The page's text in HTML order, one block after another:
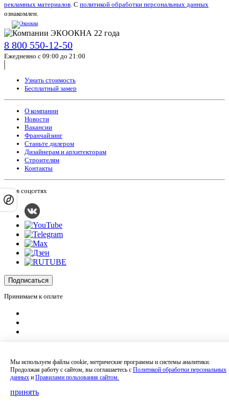
рекламных материалов. С политикой обработки персональных данных
ознакомлен.
8 800 550-12-50
Ежедневно с 09:00 до 21:00
Узнать стоимость
Бесплатный замер
О компании
Новости
Вакансии
Франчайзинг
Станьте дилером
Дизайнерам и архитекторам
Строителям
Контакты
Мы в соцсетях
Подписаться
Принимаем к оплате
Оставляя на сайте свои контактные данные, Вы даете согласие на обработку
своих персональных данных в соответствии сполитикой
конфиденциальности .
Сайт не является публичной офертой и носит информационный характер.
Политика обработки персональных данных
персональных данных
Мы используем файлы cookie, метрические программы и системы аналитики.
Продолжая работу с сайтом, вы соглашаетесь с Политикой обработки персональных
данных и Правилами пользования сайтом.
принять